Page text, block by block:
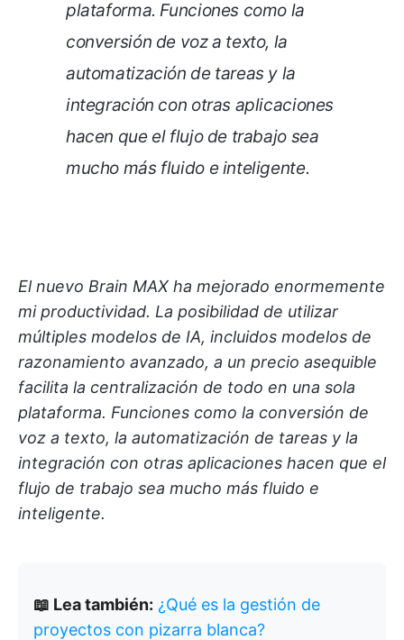
plataforma. Funciones como la
conversión de voz a texto, la
automatización de tareas y la
integración con otras aplicaciones
hacen que el flujo de trabajo sea
mucho más fluido e inteligente.
El nuevo Brain MAX ha mejorado enormemente
mi productividad. La posibilidad de utilizar
múltiples modelos de IA, incluidos modelos de
razonamiento avanzado, a un precio asequible
facilita la centralización de todo en una sola
plataforma. Funciones como la conversión de
voz a texto, la automatización de tareas y la
integración con otras aplicaciones hacen que el
flujo de trabajo sea mucho más fluido e
inteligente.
📖 Lea también: ¿Qué es la gestión de
proyectos con pizarra blanca?